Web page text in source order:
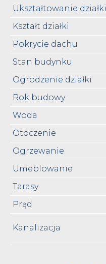
Ukształtowanie działki
Kształt działki
Pokrycie dachu
Stan budynku
Ogrodzenie działki
Rok budowy
Woda
Otoczenie
Ogrzewanie
Umeblowanie
Tarasy
Prąd
Kanalizacja